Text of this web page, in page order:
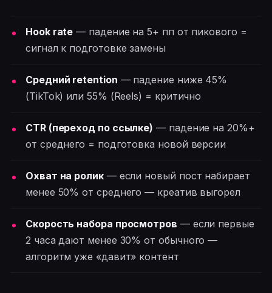
Hook rate — падение на 5+ пп от пикового =
сигнал к подготовке замены
Средний retention — падение ниже 45%
(TikTok) или 55% (Reels) = критично
CTR (переход по ссылке) — падение на 20%+
от среднего = подготовка новой версии
Охват на ролик— если новый пост набирает
менее 50% от среднего — креатив выгорел
Скорость набора просмотров — если первые
2 часа дают менее 30% от обычного —
алгоритм уже «давит» контент